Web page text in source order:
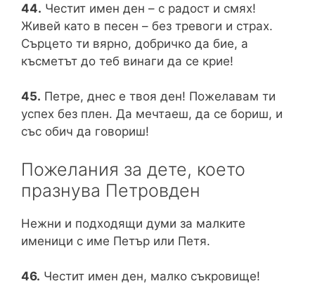
44. Честит имен ден – с радост и смях!
Живей като в песен – без тревоги и страх.
Сърцето ти вярно, добричко да бие, а
късметът до теб винаги да се крие!
45. Петре, днес е твоя ден! Пожелавам ти
успех без плен. Да мечтаеш, да се бориш, и
със обич да говориш!
Пожелания за дете, което
празнува Петровден
Нежни и подходящи думи за малките
именици с име Петър или Петя.
46. Честит имен ден, малко съкровище!